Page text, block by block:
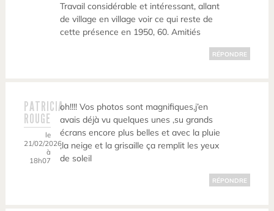
Travail considérable et intéressant, allant
de village en village voir ce qui reste de
cette présence en 1950, 60. Amitiés
RÉPONDRE
PATRICIA
ROUGE
le
21/02/2026
à
18h07
oh!!!! Vos photos sont magnifiques,j’en
avais déjà vu quelques unes ,su grands
écrans encore plus belles et avec la pluie
,la neige et la grisaille ça remplit les yeux
de soleil
RÉPONDRE